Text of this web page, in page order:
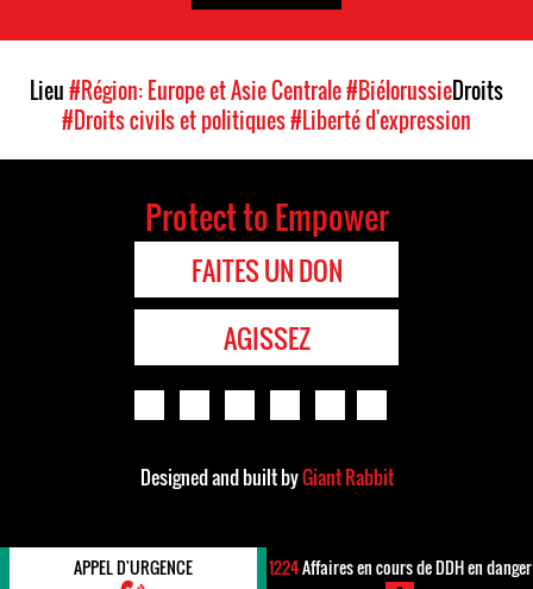
Lieu#Région: Europe et Asie Centrale#BiélorussieDroits
#Droits civils et politiques#Liberté d'expression
Protect to Empower
FAITES UN DON
AGISSEZ
Designed and built byGiant Rabbit
APPEL D'URGENCE 1224Affaires en cours de DDH en danger